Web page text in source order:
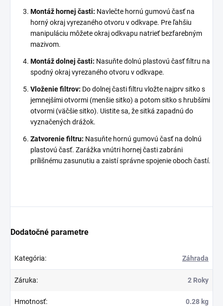
Montáž hornej časti: Navlečte hornú gumovú časť na
horný okraj vyrezaného otvoru v odkvape. Pre ľahšiu
manipuláciu môžete okraj odkvapu natrieť bezfarebným
mazivom.
Montáž dolnej časti: Nasuňte dolnú plastovú časť filtru na
spodný okraj vyrezaného otvoru v odkvape.
Vloženie filtrov: Do dolnej časti filtru vložte najprv sitko s
jemnejšími otvormi (menšie sitko) a potom sitko s hrubšími
otvormi (väčšie sitko). Uistite sa, že sitká zapadnú do
vyznačených drážok.
Zatvorenie filtru: Nasuňte hornú gumovú časť na dolnú
plastovú časť. Zarážka vnútri hornej časti zabráni
prílišnému zasunutiu a zaistí správne spojenie oboch častí.
Dodatočné parametre
Kategória: Záhrada
Záruka: 2 Roky
Hmotnosť: 0.28 kg